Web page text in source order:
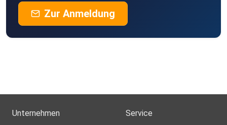
Zur Anmeldung
Unternehmen Service